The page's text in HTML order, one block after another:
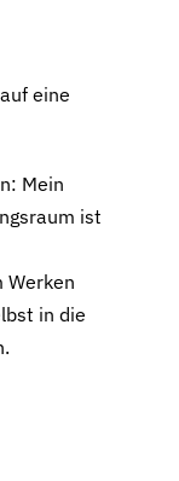
eine
Mein
ist
Werken
in die